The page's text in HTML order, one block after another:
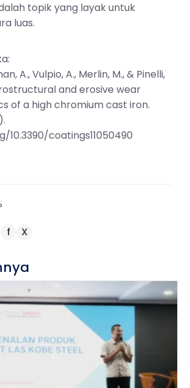
topik yang layak untuk
luas.
A., Vulpio, A., Merlin, M., & Pinelli,
and erosive wear
of a high chromium cast iron.
coatings11050490
f X